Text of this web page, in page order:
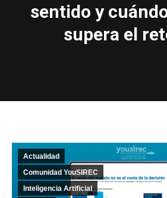
sentido y
supera el
Estás aquí:
Actualidad
Comunidad YouSIREC
Inteligencia Artificial